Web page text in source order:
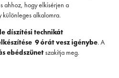
ahhoz, hogy elkísérjen a
különleges alkalomra.
díszítési technikát
9 órát vesz igénybe. A
ebédszünetszakítja meg.